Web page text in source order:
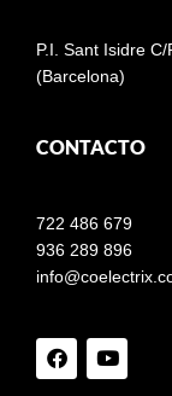
P.I. Sant Isidre
(Barcelona)
CONTACTO
722 486 679
936 289 896